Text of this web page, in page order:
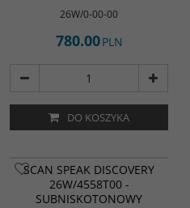
26W/0-00-00
780.00PLN
DO KOSZYKA
SCAN SPEAK DISCOVERY
26W/4558T00 -
SUBNISKOTONOWY